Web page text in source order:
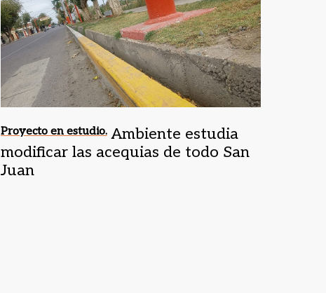
Proyecto en estudio. Ambiente estudia
modificar las acequias de todo San
Juan